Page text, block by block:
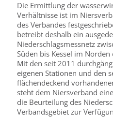
Die Ermittlung der
Verhältnisse ist im
des Verbandes
betreibt deshalb ein
Niederschlagsmessnetz
Süden bis Kessel im Norden
Mit den seit 2011
eigenen Stationen und den
flächendeckend
steht dem Niersverband
die Beurteilung des
Verbandsgebiet zur